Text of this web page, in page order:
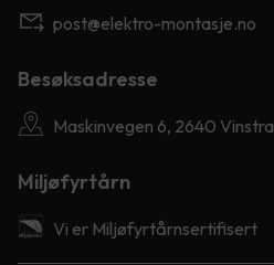
post@elektro-montasje.no
Besøksadresse
Maskinvegen 6, 2640 Vinstra
Miljøfyrtårn
Vi er Miljøfyrtårnsertifisert